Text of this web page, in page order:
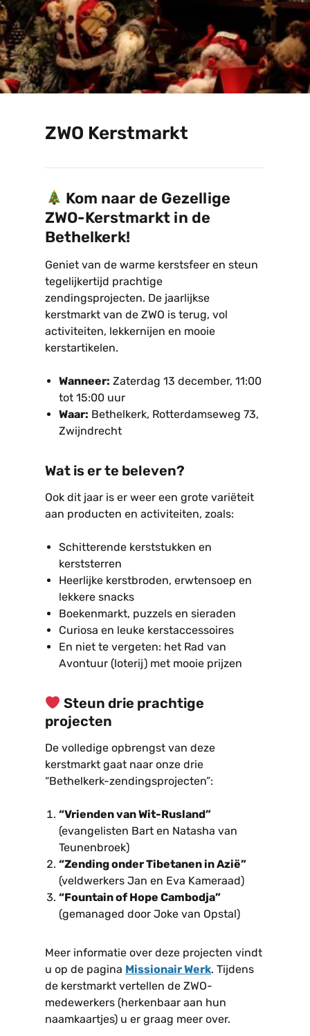
ZWO Kerstmarkt
Kom naar de Gezellige
ZWO-Kerstmarkt in de
Bethelkerk!
Geniet van de warme kerstsfeer en steun
tegelijkertijd prachtige
zendingsprojecten. De jaarlijkse
kerstmarkt van de ZWO is terug, vol
activiteiten, lekkernijen en mooie
kerstartikelen.
Wanneer: Zaterdag 13 december, 11:00
tot 15:00 uur
Waar: Bethelkerk, Rotterdamseweg 73,
Zwijndrecht
Wat is er te beleven?
Ook dit jaar is er weer een grote variëteit
aan producten en activiteiten, zoals:
Schitterende kerststukken en
kerststerren
Heerlijke kerstbroden, erwtensoep en
lekkere snacks
Boekenmarkt, puzzels en sieraden
Curiosa en leuke kerstaccessoires
En niet te vergeten: het Rad van
Avontuur (loterij) met mooie prijzen
Steun drie prachtige
projecten
De volledige opbrengst van deze
kerstmarkt gaat naar onze drie
“Bethelkerk-zendingsprojecten”:
“Vrienden van Wit-Rusland”
(evangelisten Bart en Natasha van
Teunenbroek)
“Zending onder Tibetanen in Azië”
(veldwerkers Jan en Eva Kameraad)
“Fountain of Hope Cambodja”
(gemanaged door Joke van Opstal)
Meer informatie over deze projecten vindt
u op de pagina Missionair Werk. Tijdens
de kerstmarkt vertellen de ZWO-
medewerkers (herkenbaar aan hun
naamkaartjes) u er graag meer over.